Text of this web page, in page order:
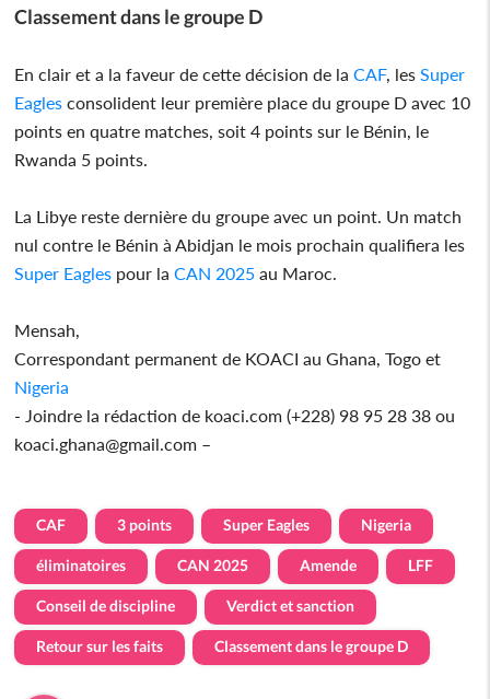
Classement dans le groupe D
En clair et a la faveur de cette décision de laCAF, les Super
Eagles consolident leur première place du groupe D avec 10
points en quatre matches, soit 4 points sur le Bénin, le
Rwanda 5 points.
La Libye reste dernière du groupe avec un point. Un match
nul contre le Bénin à Abidjan le mois prochain qualifiera les
Super Eagles pour la CAN 2025 au Maroc.
Mensah,
Correspondant permanent de KOACI au Ghana, Togo et
Nigeria
- Joindre la rédaction de koaci.com (+228) 98 95 28 38 ou
koaci.ghana@gmail.com –
CAF 3 points Super Eagles Nigeria
éliminatoires CAN 2025 Amende LFF
Conseil de discipline Verdict et sanction
Retour sur les faits Classement dans le groupe D